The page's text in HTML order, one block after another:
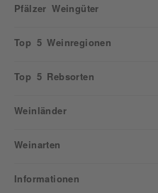
Pfälzer Weingüter
Top 5 Weinregionen
Top 5 Rebsorten
Weinländer
Weinarten
Informationen